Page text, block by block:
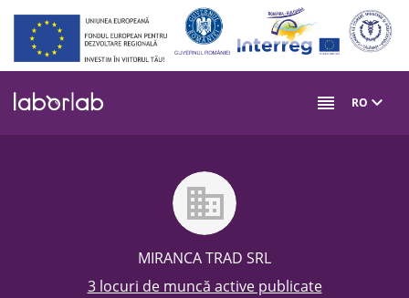
conţinutul
principal
RO
MIRANCA TRAD SRL
3 locuri de muncă active publicate